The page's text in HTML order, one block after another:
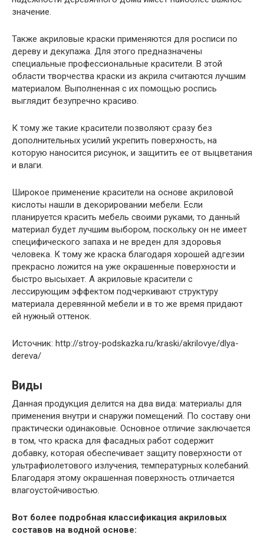
значение.
Также акриловые краски применяются для росписи по
дереву и декупажа. Для этого предназначены
специальные профессиональные красители. В этой
области творчества краски из акрила считаются лучшим
материалом. Выполненная с их помощью роспись
выглядит безупречно красиво.
К тому же такие красители позволяют сразу без
дополнительных усилий укрепить поверхность, на
которую наносится рисунок, и защитить ее от выцветания
и влаги.
Широкое применение красители на основе акриловой
кислоты нашли в декорировании мебели. Если
планируется красить мебель своими руками, то данный
материал будет лучшим выбором, поскольку он не имеет
специфического запаха и не вреден для здоровья
человека. К тому же краска благодаря хорошей адгезии
прекрасно ложится на уже окрашенные поверхности и
быстро высыхает. А акриловые красители с
лессирующим эффектом подчеркивают структуру
материала деревянной мебели и в то же время придают
ей нужный оттенок.
Источник: http://stroy-podskazka.ru/kraski/akrilovye/dlya-
dereva/
Виды
Данная продукция делится на два вида: материалы для
применения внутри и снаружи помещений. По составу они
практически одинаковые. Основное отличие заключается
в том, что краска для фасадных работ содержит
добавку, которая обеспечивает защиту поверхности от
ультрафиолетового излучения, температурных колебаний.
Благодаря этому окрашенная поверхность отличается
влагоустойчивостью.
Вот более подробная классификация акриловых
составов на водной основе: